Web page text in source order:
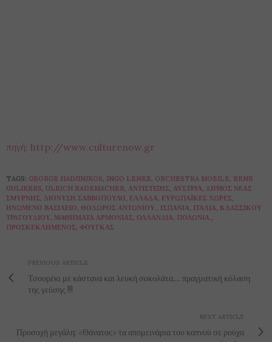
πηγή: http://www.culturenow.gr
TAGS: GEORGE HADJINIKOS INGO LENKE ORCHESTRA MOBILE RENE
GULIKERS ULRICH RADEMACHER ΑΝΤΊΣΤΙΞΗΣ ΑΥΣΤΡΊΑ ΔΉΜΟΣ ΝΈΑΣ
ΣΜΎΡΝΗΣ ΔΙΟΝΎΣΗ ΣΑΒΒΌΠΟΥΛΟ ΕΛΛΆΔΑ ΕΥΡΩΠΑΪΚΈΣ ΧΏΡΕΣ
ΗΝΩΜΈΝΟ ΒΑΣΊΛΕΙΟ ΘΌΔΩΡΟΣ ΑΝΤΩΝΊΟΥ. ΙΣΠΑΝΊΑ ΙΤΑΛΊΑ ΚΛΑΣΣΙΚΟΎ
ΤΡΑΓΟΥΔΙΟΎ ΜΑΘΉΜΑΤΑ ΑΡΜΟΝΊΑΣ ΟΛΛΑΝΔΊΑ ΠΟΛΩΝΊΑ.
ΠΡΟΣΚΕΚΛΗΜΈΝΟΣ ΦΟΎΓΚΑΣ
PREVIOUS ARTICLE
Τσουρέκι με κάστανα και λευκή σοκολάτα.... πραγματική κόλαση
της γεύσης !!!
NEXT ARTICLE
Προσοχή μεγάλη: «Θάνατος» τα απομεινάρια του καπνού σε ρούχα